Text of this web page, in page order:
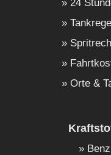
24
Orte &